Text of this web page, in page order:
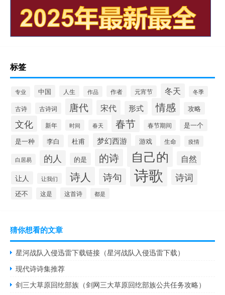
标签
专业 中国 人生 作品 作者 元宵节 冬天 冬季
古诗 古诗词 唐代 宋代 形式 情感 攻略
文化 新年 时间 春天 春节 春节期间 是一个
是一种 李白 杜甫 梦幻西游 游戏 生命 疫情
白居易 的人 的是 的诗 自己的 自然
让人 让我们 诗人 诗句 诗歌 诗词
还不 这是 这首诗 都是
猜你想看的文章
星河战队入侵迅雷下载链接（星河战队入侵迅雷下载）
现代诗诗集推荐
剑三大草原回纥部族（剑网三大草原回纥部族公共任务攻略）